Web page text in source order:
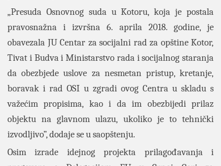
„Presuda Osnovnog suda u Kotoru, koja je postala
pravosnažna i izvršna 6. aprila 2018. godine, je
obavezala JU Centar za socijalni rad za opštine Kotor,
Tivat i Budva i Ministarstvo rada i socijalnog staranja
da obezbjede uslove za nesmetan pristup, kretanje,
boravak i rad OSI u zgradi ovog Centra u skladu s
važećim propisima, kao i da im obezbijedi prilaz
objektu na glavnom ulazu, ukoliko je to tehnički
izvodljivo”, dodaje se u saopštenju.
Osim izrade idejnog projekta prilagođavanja i